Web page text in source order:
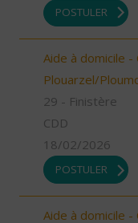
POSTULER
Aide à domicile
Plouarzel/
29 - Finistère
CDD
18/02/2026
POSTULER
Aide à domicile -